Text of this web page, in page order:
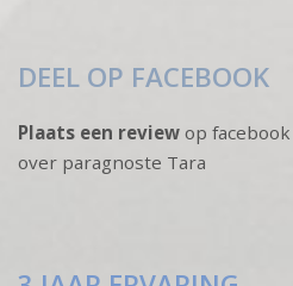
DEEL OP FACEBOOK
Plaats een review op facebook
over paragnoste Tara